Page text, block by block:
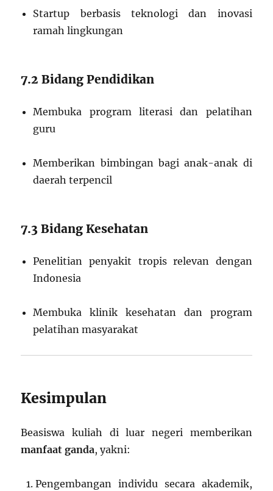
Startup berbasis teknologi dan inovasi
ramah lingkungan
7.2 Bidang Pendidikan
Membuka program literasi dan pelatihan
guru
Memberikan bimbingan bagi anak-anak di
daerah terpencil
7.3 Bidang Kesehatan
Penelitian penyakit tropis relevan dengan
Indonesia
Membuka klinik kesehatan dan program
pelatihan masyarakat
Kesimpulan
Beasiswa kuliah di luar negeri memberikan
manfaat ganda, yakni:
Pengembangan individu secara akademik,